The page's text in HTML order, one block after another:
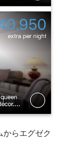
からエグゼク